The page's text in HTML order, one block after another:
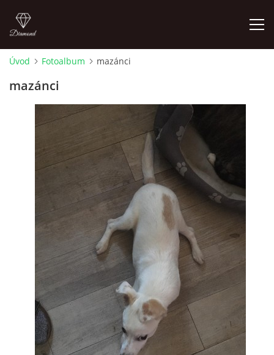
Pepouch
+420605716650
pepouch@seznam.cz
© 2026 eStránky.cz RSS |Tisk|Aktualizováno: 26. 6. 2026 Nahoru ↑
Úvod Fotoalbum mazánci
mazánci